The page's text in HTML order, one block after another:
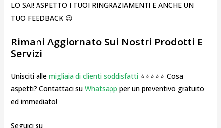
LO SAI! ASPETTO I TUOI RINGRAZIAMENTI E ANCHE UN
TUO FEEDBACK 😉
Rimani Aggiornato Sui Nostri Prodotti E
Servizi
Unisciti alle migliaia di clienti soddisfatti⭐⭐⭐⭐⭐ Cosa
aspetti? Contattaci su Whatsapp per un preventivo gratuito
ed immediato!
Seguici su